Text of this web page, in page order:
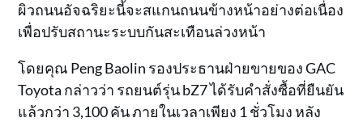
ผิวถนนอัจฉริยะนี้จะสแกนถนนข้างหน้าอย่างต่อเนื่อง
เพื่อปรับสถานะระบบกันสะเทือนล่วงหน้า
โดยคุณ Peng Baolin รองประธานฝ่ายขายของ GAC
Toyota กล่าวว่า รถยนต์รุ่น bZ7 ได้รับคำสั่งซื้อที่ยืนยัน
แล้วกว่า 3,100 คัน ภายในเวลาเพียง 1 ชั่วโมง หลัง